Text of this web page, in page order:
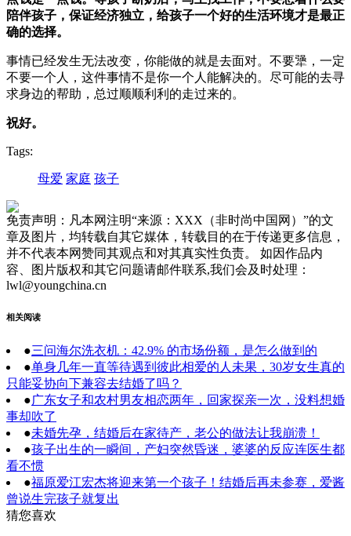
陪伴孩子，保证经济独立，给孩子一个好的生活环境才是最正
确的选择。
事情已经发生无法改变，你能做的就是去面对。不要犟，一定
不要一个人，这件事情不是你一个人能解决的。尽可能的去寻
求身边的帮助，总过顺顺利利的走过来的。
祝好。
Tags:
母爱 家庭 孩子
免责声明：凡本网注明“来源：XXX（非时尚中国网）”的文
章及图片，均转载自其它媒体，转载目的在于传递更多信息，
并不代表本网赞同其观点和对其真实性负责。 如因作品内
容、图片版权和其它问题请邮件联系,我们会及时处理：
lwl@youngchina.cn
相关阅读
●三问海尔洗衣机：42.9% 的市场份额，是怎么做到的
●单身几年一直等待遇到彼此相爱的人未果，30岁女生真的
只能妥协向下兼容去结婚了吗？
●广东女子和农村男友相恋两年，回家探亲一次，没料想婚
事却吹了
●未婚先孕，结婚后在家待产，老公的做法让我崩溃！
●孩子出生的一瞬间，产妇突然昏迷，婆婆的反应连医生都
看不惯
●福原爱江宏杰将迎来第一个孩子！结婚后再未参赛，爱酱
曾说生完孩子就复出
猜您喜欢